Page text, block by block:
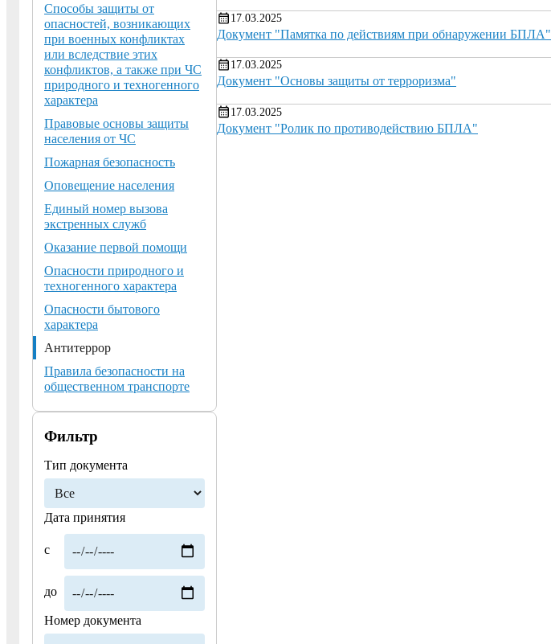
Способы защиты от
опасностей, возникающих
при военных конфликтах
или вследствие этих
конфликтов, а также при ЧС
природного и техногенного
характера
Правовые основы защиты
населения от ЧС
Пожарная безопасность
Оповещение населения
Единый номер вызова
экстренных служб
Оказание первой помощи
Опасности природного и
техногенного характера
Опасности бытового
характера
Антитеррор
Правила безопасности на
общественном транспорте
Фильтр
Тип документа
Дата принятия
с
до
Номер документа
17.03.2025
Документ "Памятка по действиям при обнаружении БПЛА"
17.03.2025
Документ "Основы защиты от терроризма"
17.03.2025
Документ "Ролик по противодействию БПЛА"